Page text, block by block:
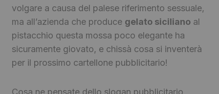
volgare a causa del palese riferimento sessuale,
ma all’azienda che produce gelato siciliano al
pistacchio questa mossa poco elegante ha
sicuramente giovato, e chissà cosa si inventerà
per il prossimo cartellone pubblicitario!
Cosa ne pensate dello slogan pubblicitario